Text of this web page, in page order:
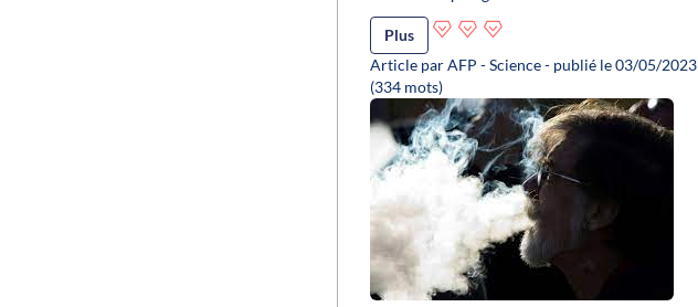
Plus
Article par AFP - Science - publié le 03/05/2023
(334 mots)